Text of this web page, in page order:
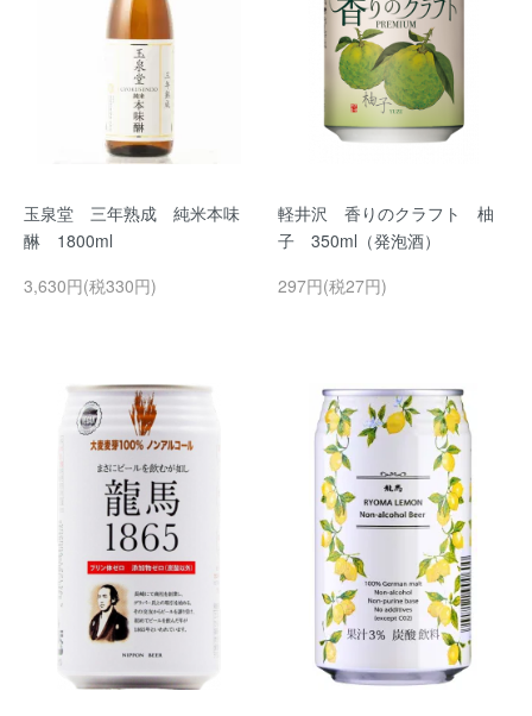
玉泉堂 三年熟成 純米本味
醂 1800ml
3,630円(税330円)
軽井沢 香りのクラフト 柚
子 350ml（発泡酒）
297円(税27円)